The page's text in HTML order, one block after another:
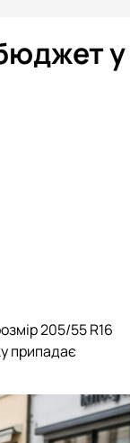
у
205/55 R16
припадає